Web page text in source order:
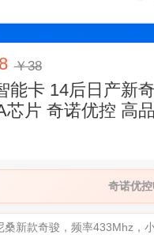
8 ￥38
能卡 14后日产新
芯片 奇诺优控 高
奇诺优
桑新款奇骏，频率433Mhz，